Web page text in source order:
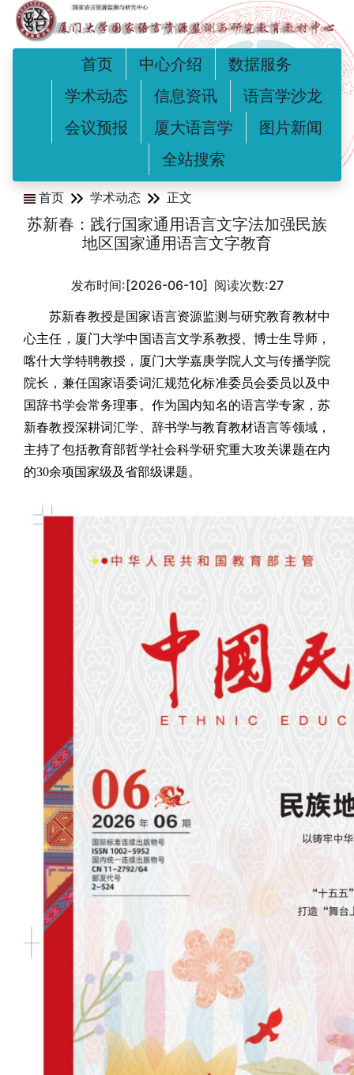
首页 中心介绍
数据服务
学术动态
信息资讯
语言学沙龙
会议预报
厦大语言学
图片新闻
全站搜索
首页 学术动态 正文
苏新春：践行国家通用语言文字法加强民族
地区国家通用语言文字教育
发布时间:[2026-06-10] 阅读次数:27
苏新春教授是国家语言资源监测与研究教育教材中
心主任，厦门大学中国语言文学系教授、博士生导师，
喀什大学特聘教授，厦门大学嘉庚学院人文与传播学院
院长，兼任国家语委词汇规范化标准委员会委员以及中
国辞书学会常务理事。作为国内知名的语言学专家，苏
新春教授深耕词汇学、辞书学与教育教材语言等领域，
主持了包括教育部哲学社会科学研究重大攻关课题在内
的30余项国家级及省部级课题。